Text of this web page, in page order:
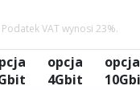
VAT wynosi 23%.
opcja
4Gbit
opcja